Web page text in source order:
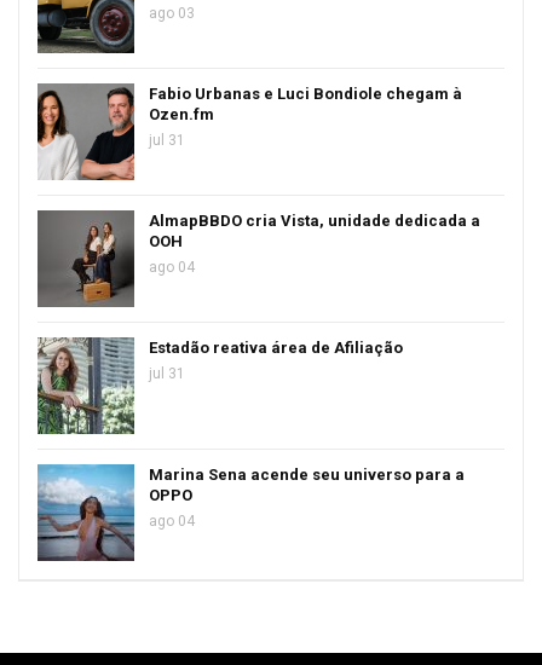
ago 03
Fabio Urbanas e Luci Bondiole chegam à
Ozen.fm
jul 31
AlmapBBDO cria Vista, unidade dedicada a
OOH
ago 04
Estadão reativa área de Afiliação
jul 31
Marina Sena acende seu universo para a
OPPO
ago 04